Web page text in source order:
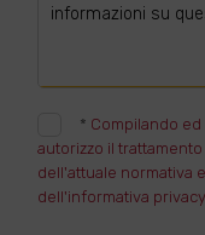
* Compilando
autorizzo il
dell'attuale normativa
dell'informativa